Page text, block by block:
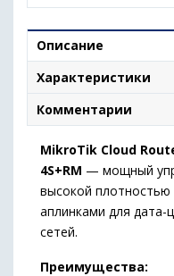
Описание
Характеристики
Комментарии
MikroTik Cloud
4S+RM — мощный
высокой плотностью
аплинками для дата-
сетей.
Преимущества: